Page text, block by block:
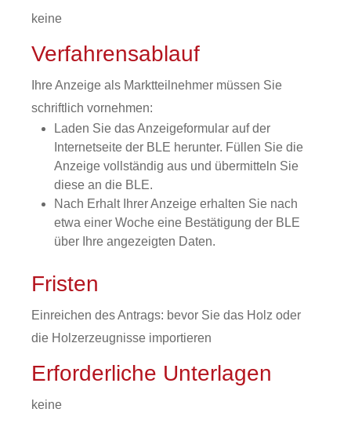
keine
Verfahrensablauf
Ihre Anzeige als Marktteilnehmer müssen Sie
schriftlich vornehmen:
Laden Sie das Anzeigeformular auf der
Internetseite der BLE herunter. Füllen Sie die
Anzeige vollständig aus und übermitteln Sie
diese an die BLE.
Nach Erhalt Ihrer Anzeige erhalten Sie nach
etwa einer Woche eine Bestätigung der BLE
über Ihre angezeigten Daten.
Fristen
Einreichen des Antrags: bevor Sie das Holz oder
die Holzerzeugnisse importieren
Erforderliche Unterlagen
keine